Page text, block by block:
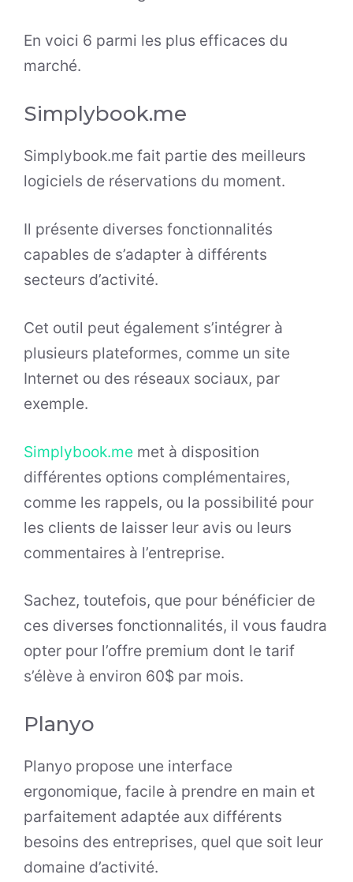
En voici 6 parmi les plus efficaces du
marché.
Simplybook.me
Simplybook.me fait partie des meilleurs
logiciels de réservations du moment.
Il présente diverses fonctionnalités
capables de s’adapter à différents
secteurs d’activité.
Cet outil peut également s’intégrer à
plusieurs plateformes, comme un site
Internet ou des réseaux sociaux, par
exemple.
Simplybook.me met à disposition
différentes options complémentaires,
comme les rappels, ou la possibilité pour
les clients de laisser leur avis ou leurs
commentaires à l’entreprise.
Sachez, toutefois, que pour bénéficier de
ces diverses fonctionnalités, il vous faudra
opter pour l’offre premium dont le tarif
s’élève à environ 60$ par mois.
Planyo
Planyo propose une interface
ergonomique, facile à prendre en main et
parfaitement adaptée aux différents
besoins des entreprises, quel que soit leur
domaine d’activité.